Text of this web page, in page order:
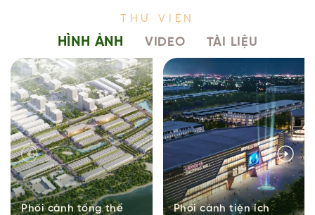
THƯ VIỆN
HÌNH ẢNH VIDEO TÀI LIỆU
Phối cảnh tổng thể
Phối cảnh tiện ích